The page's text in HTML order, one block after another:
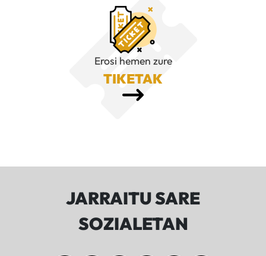
Erosi hemen zure
TIKETAK
JARRAITU SARE
SOZIALETAN